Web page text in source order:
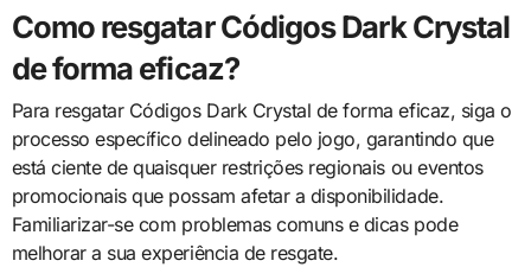
Como resgatar Códigos Dark Crystal
de forma eficaz?
Para resgatar Códigos Dark Crystal de forma eficaz, siga o
processo específico delineado pelo jogo, garantindo que
está ciente de quaisquer restrições regionais ou eventos
promocionais que possam afetar a disponibilidade.
Familiarizar-se com problemas comuns e dicas pode
melhorar a sua experiência de resgate.